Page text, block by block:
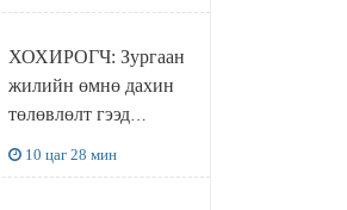
ХОХИРОГЧ: Зургаан
жилийн өмнө дахин
төлөвлөлт гээд
10 цаг 28 мин